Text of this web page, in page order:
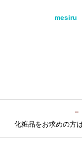
mesiru
化粧品をお求めの方